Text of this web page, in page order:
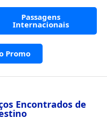
Passagens
Internacionais
Promo
Encontrados de